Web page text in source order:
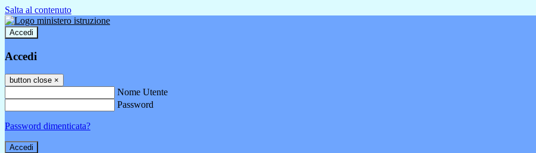
Salta al contenuto
Accedi
Accedi
button close ×
Nome Utente
Password
Password dimenticata?